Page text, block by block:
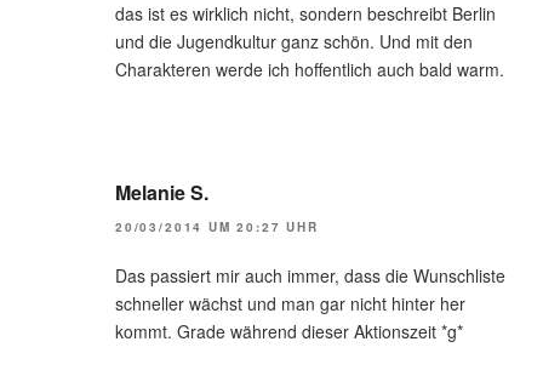
das ist es wirklich nicht, sondern beschreibt Berlin
und die Jugendkultur ganz schön. Und mit den
Charakteren werde ich hoffentlich auch bald warm.
Melanie S.
20/03/2014 UM 20:27 UHR
Das passiert mir auch immer, dass die Wunschliste
schneller wächst und man gar nicht hinter her
kommt. Grade während dieser Aktionszeit *g*